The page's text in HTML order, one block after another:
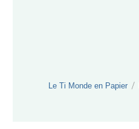
Le Ti Monde en Papier